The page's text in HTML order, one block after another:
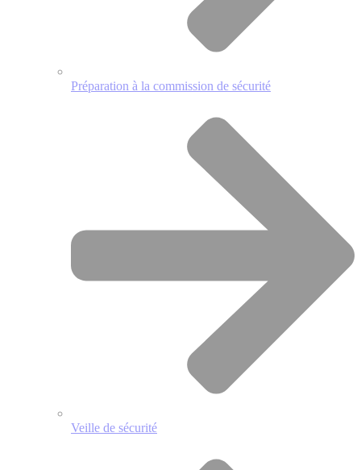
Préparation à la commission de sécurité
Veille de sécurité